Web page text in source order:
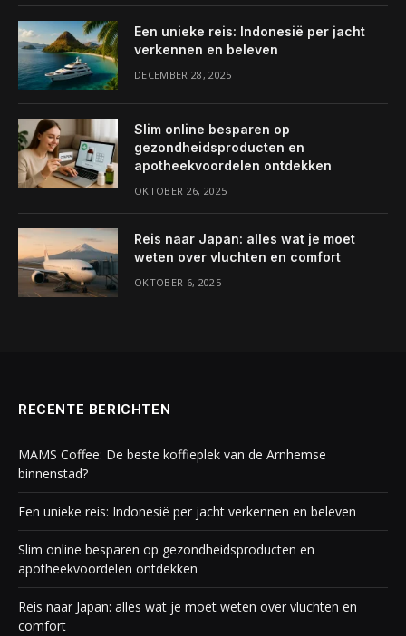
Een unieke reis: Indonesië per jacht
verkennen en beleven
DECEMBER 28, 2025
Slim online besparen op
gezondheidsproducten en
apotheekvoordelen ontdekken
OKTOBER 26, 2025
Reis naar Japan: alles wat je moet
weten over vluchten en comfort
OKTOBER 6, 2025
RECENTE BERICHTEN
MAMS Coffee: De beste koffieplek van de Arnhemse
binnenstad?
Een unieke reis: Indonesië per jacht verkennen en beleven
Slim online besparen op gezondheidsproducten en
apotheekvoordelen ontdekken
Reis naar Japan: alles wat je moet weten over vluchten en
comfort